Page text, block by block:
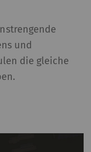
und
die gleiche
auf